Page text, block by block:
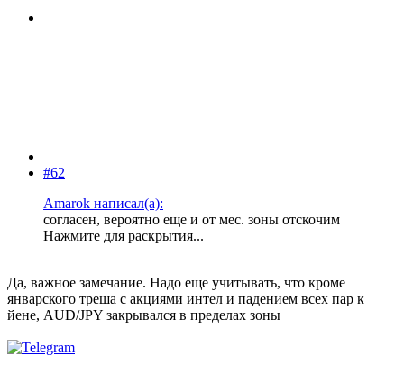
#62
Amarok написал(а):
согласен, вероятно еще и от мес. зоны отскочим
Нажмите для раскрытия...
Да, важное замечание. Надо еще учитывать, что кроме
январского треша с акциями интел и падением всех пар к
йене, AUD/JPY закрывался в пределах зоны